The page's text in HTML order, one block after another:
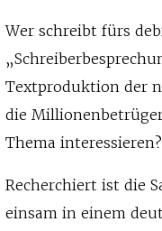
Wer schreibt fürs
Textproduktion der
die
Thema interessieren?
Recherchiert ist die
einsam in einem